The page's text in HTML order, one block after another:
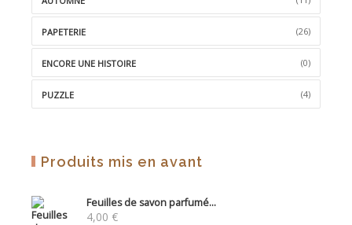
PAPETERIE (26)
ENCORE UNE HISTOIRE (0)
PUZZLE (4)
Produits mis en avant
Feuilles de savon parfumé...
4,00 €